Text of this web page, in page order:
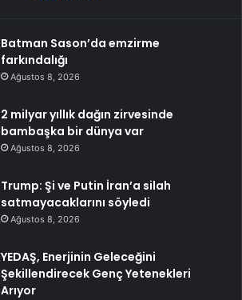
Batman Sason’da emzirme
farkındalığı
Ağustos 8, 2026
2 milyar yıllık dağın zirvesinde
bambaşka bir dünya var
Ağustos 8, 2026
Trump: Şi ve Putin İran’a silah
satmayacaklarını söyledi
Ağustos 8, 2026
YEDAŞ, Enerjinin Geleceğini
Şekillendirecek Genç Yetenekleri
Arıyor